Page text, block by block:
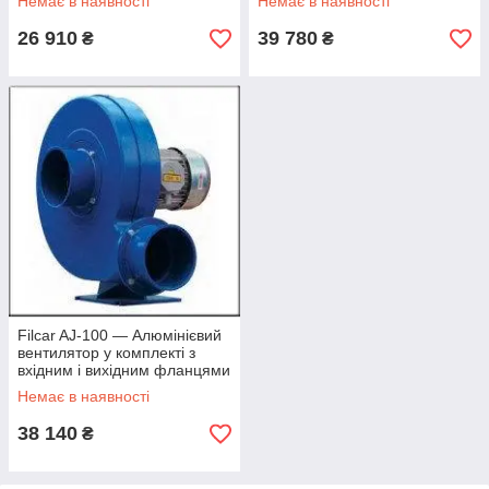
26 910 ₴ 39 780 ₴
Filcar AJ-100 — Алюмінієвий
вентилятор у комплекті з
вхідним і вихідним фланцями
0,75 кВт
Немає в наявності
38 140 ₴